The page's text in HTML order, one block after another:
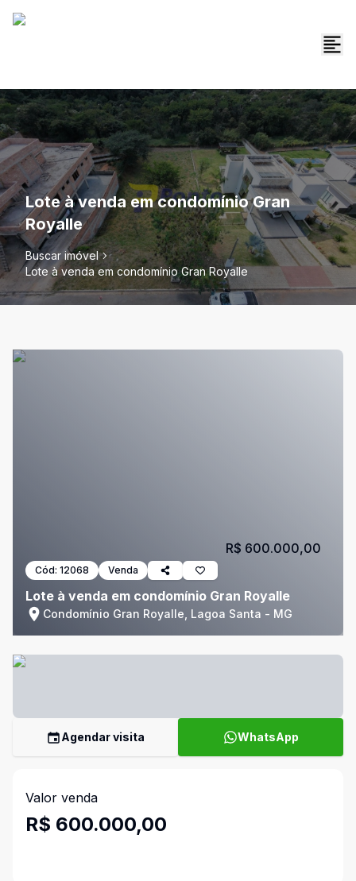
Lote à venda em condomínio Gran
Royalle
Buscar imóvel
Lote à venda em condomínio Gran Royalle
Cód: 12068 Venda
Lote à venda em condomínio Gran Royalle
Condomínio Gran Royalle, Lagoa Santa - MG
R$ 600.000,00
Agendar visita WhatsApp
Valor venda
R$ 600.000,00